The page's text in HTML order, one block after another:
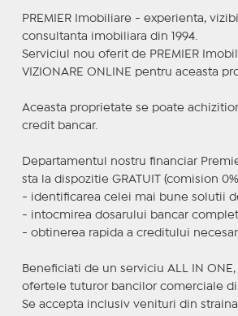
PREMIER Imobiliare - experienta,
consultanta imobiliara din 1994.
Serviciul nou oferit de PREMIER
VIZIONARE ONLINE pentru aceasta
Aceasta proprietate se poate
credit bancar.
Departamentul nostru financiar
sta la dispozitie GRATUIT (comision
- identificarea celei mai bune solutii
- intocmirea dosarului bancar
- obtinerea rapida a creditului necesar
Beneficiati de un serviciu ALL IN
ofertele tuturor bancilor comerciale
Se accepta inclusiv venituri din